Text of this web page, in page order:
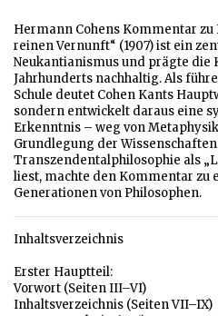
Hermann Cohens Kommentar
reinen Vernunft“ (1907) ist ein
Neukantianismus und prägte die
Jahrhunderts nachhaltig. Als
Schule deutet Cohen Kants
sondern entwickelt daraus eine
Erkenntnis – weg von
Grundlegung der
Transzendentalphilosophie als
liest, machte den Kommentar zu
Generationen von Philosophen.
Inhaltsverzeichnis
Erster Hauptteil:
Vorwort (Seiten III–VI)
Inhaltsverzeichnis (Seiten VII–IX)